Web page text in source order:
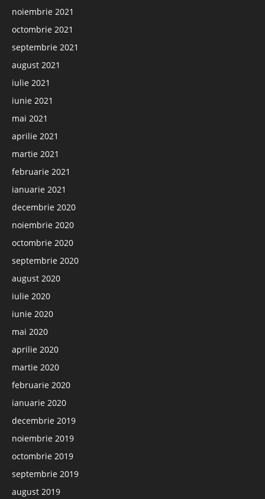
noiembrie 2021
octombrie 2021
septembrie 2021
august 2021
iulie 2021
iunie 2021
mai 2021
aprilie 2021
martie 2021
februarie 2021
ianuarie 2021
decembrie 2020
noiembrie 2020
octombrie 2020
septembrie 2020
august 2020
iulie 2020
iunie 2020
mai 2020
aprilie 2020
martie 2020
februarie 2020
ianuarie 2020
decembrie 2019
noiembrie 2019
octombrie 2019
septembrie 2019
august 2019